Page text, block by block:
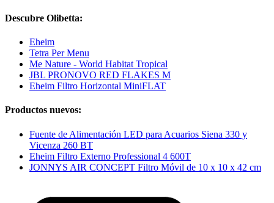
Descubre Olibetta:
Eheim
Tetra Per Menu
Me Nature - World Habitat Tropical
JBL PRONOVO RED FLAKES M
Eheim Filtro Horizontal MiniFLAT
Productos nuevos:
Fuente de Alimentación LED para Acuarios Siena 330 y
Vicenza 260 BT
Eheim Filtro Externo Professional 4 600T
JONNYS AIR CONCEPT Filtro Móvil de 10 x 10 x 42 cm